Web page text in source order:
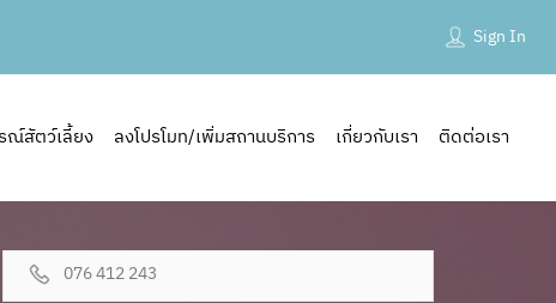
Sign In
ณ์สัตว์เลี้ยง ลงโปรโมท/เพิ่มสถานบริการ เกี่ยวกับเรา ติดต่อเรา
076 412 243